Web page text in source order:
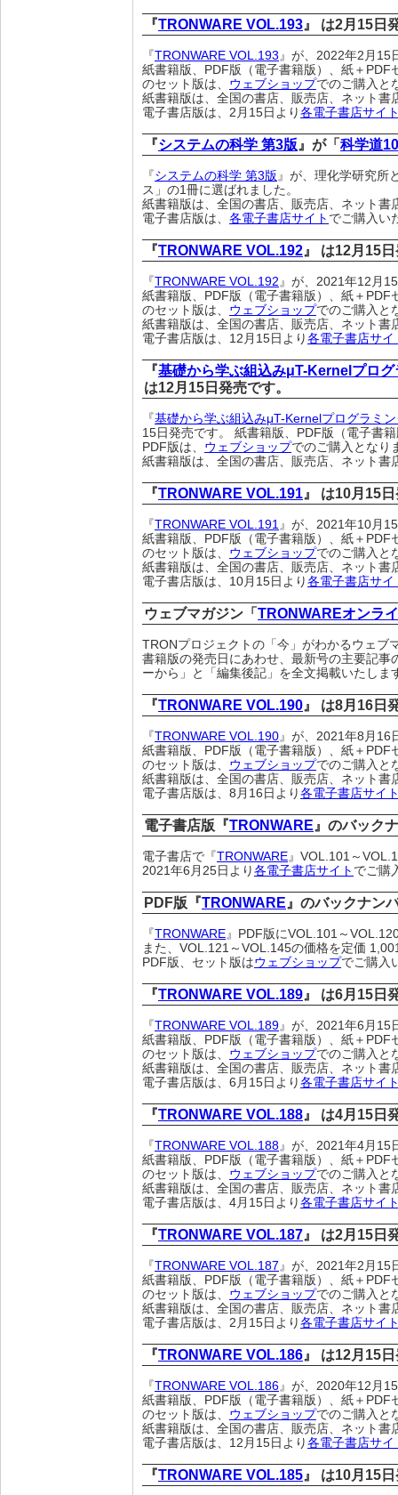
『TRONWARE VOL.193 』 は2月15日
『TRONWARE VOL.193 』が、2022年2月15
紙書籍版、PDF版（電子書籍版）、紙＋
のセット版は、 ウェブショップでのご購入と
紙書籍版は、全国の書店、販売店、ネット書
電子書店版は、2月15日より 各電子書店サイ
『システムの科学 第3版 』が「 科学道
『 システムの科学 第3版 』が、理化学研究所
ス」の1冊に選ばれました。
紙書籍版は、全国の書店、販売店、ネット書
電子書店版は、 各電子書店サイト でご購入い
『TRONWARE VOL.192 』 は12月15
『TRONWARE VOL.192 』が、2021年12月
紙書籍版、PDF版（電子書籍版）、紙＋
のセット版は、 ウェブショップでのご購入と
紙書籍版は、全国の書店、販売店、ネット書
電子書店版は、12月15日より 各電子書店サイ
『基礎から学ぶ組込みμT-Kernelプロ
は12月15日発売です。
『基礎から学ぶ組込みμT-Kernelプログラミ
15日発売です。 紙書籍版、PDF版（電子書
PDF版は、 ウェブショップでのご購入となり
紙書籍版は、全国の書店、販売店、ネット書
『TRONWARE VOL.191 』 は10月15
『TRONWARE VOL.191』が、2021年10月
紙書籍版、PDF版（電子書籍版）、紙＋
のセット版は、 ウェブショップでのご購入と
紙書籍版は、全国の書店、販売店、ネット書
電子書店版は、10月15日より 各電子書店サイ
ウェブマガジン「 TRONWAREオンラ
TRONプロジェクトの「今」がわかるウェブ
書籍版の発売日にあわせ、最新号の主要記
ーから」と「編集後記」を全文掲載いたし
『TRONWARE VOL.190 』 は8月16日
『TRONWARE VOL.190』が、2021年8月16
紙書籍版、PDF版（電子書籍版）、紙＋
のセット版は、 ウェブショップでのご購入と
紙書籍版は、全国の書店、販売店、ネット書
電子書店版は、8月16日より 各電子書店サイ
電子書店版『TRONWARE 』のバック
電子書店で『TRONWARE』VOL.101～
2021年6月25日より 各電子書店サイト でご購
PDF版『TRONWARE 』のバックナン
『TRONWARE』PDF版にVOL.101～
また、VOL.121～VOL.145の価格を定価
PDF版、セット版はウェブショップでご購入
『TRONWARE VOL.189 』 は6月15日
『TRONWARE VOL.189』が、2021年6月15
紙書籍版、PDF版（電子書籍版）、紙＋
のセット版は、 ウェブショップでのご購入と
紙書籍版は、全国の書店、販売店、ネット書
電子書店版は、6月15日より 各電子書店サイ
『TRONWARE VOL.188 』 は4月15日
『TRONWARE VOL.188』が、2021年4月15
紙書籍版、PDF版（電子書籍版）、紙＋
のセット版は、 ウェブショップでのご購入と
紙書籍版は、全国の書店、販売店、ネット書
電子書店版は、4月15日より 各電子書店サイ
『TRONWARE VOL.187 』 は2月15日
『TRONWARE VOL.187 』が、2021年2月15
紙書籍版、PDF版（電子書籍版）、紙＋
のセット版は、 ウェブショップでのご購入と
紙書籍版は、全国の書店、販売店、ネット書
電子書店版は、2月15日より 各電子書店サイ
『TRONWARE VOL.186 』 は12月15
『TRONWARE VOL.186』が、2020年12月
紙書籍版、PDF版（電子書籍版）、紙＋
のセット版は、 ウェブショップでのご購入と
紙書籍版は、全国の書店、販売店、ネット書
電子書店版は、12月15日より 各電子書店サイ
『TRONWARE VOL.185 』 は10月15